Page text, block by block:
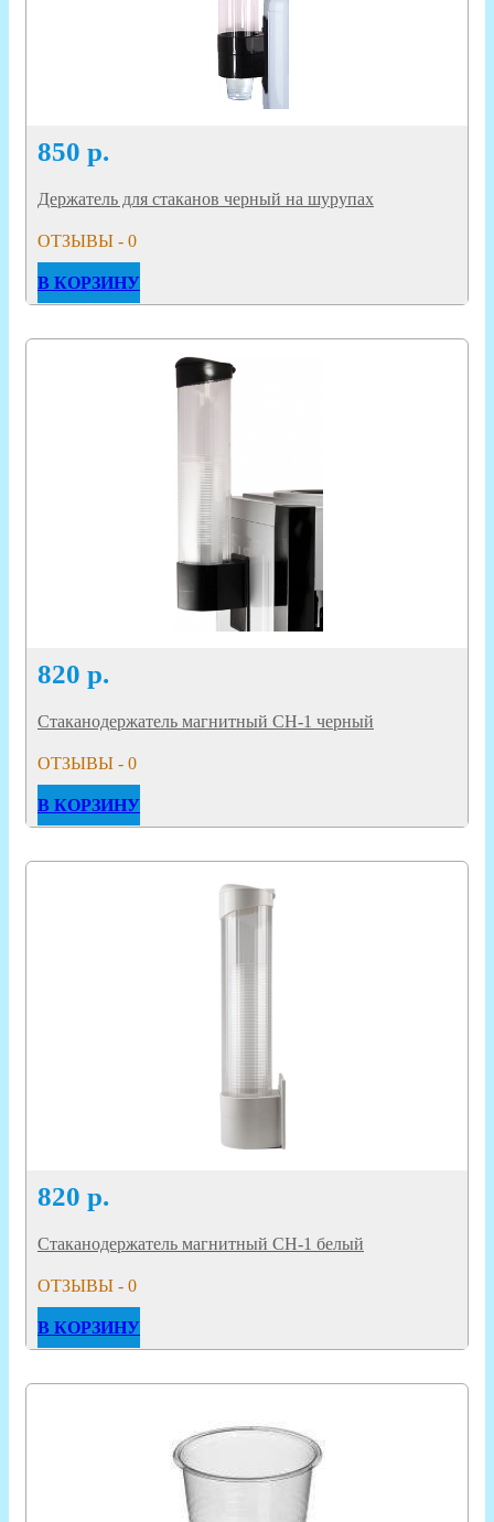
850 р.
Держатель для стаканов черный на шурупах
ОТЗЫВЫ - 0
В КОРЗИНУ
820 р.
Стаканодержатель магнитный CH-1 черный
ОТЗЫВЫ - 0
В КОРЗИНУ
820 р.
Стаканодержатель магнитный CH-1 белый
ОТЗЫВЫ - 0
В КОРЗИНУ